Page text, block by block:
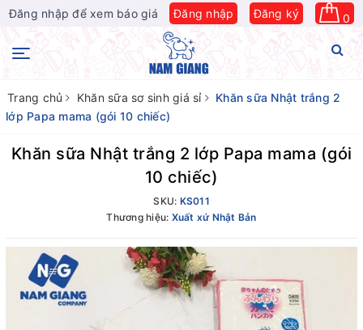
Đăng nhập để xem báo giá Đăng nhập Đăng ký 0
Trang chủ Khăn sữa sơ sinh giá sỉ
Khăn sữa Nhật trắng 2
lớp Papa mama (gói 10 chiếc)
Khăn sữa Nhật trắng 2 lớp Papa mama (gói
10 chiếc)
SKU: KS011
Thương hiệu: Xuất xứ Nhật Bản